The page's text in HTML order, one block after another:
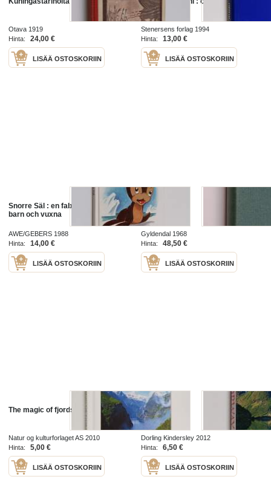
Otava 1919
Hinta:
24,00 €
LISÄÄ OSTOSKORIIN
Stenersens forlag 1994
Hinta:
13,00 €
LISÄÄ OSTOSKORIIN
Snorre Säl : en fabel i färger för
barn och vuxna
AWE/GEBERS 1988
Hinta:
14,00 €
LISÄÄ OSTOSKORIIN
Kongesagaer
Gyldendal 1968
Hinta:
48,50 €
LISÄÄ OSTOSKORIIN
The magic of fjords
Natur og kulturforlaget AS 2010
Hinta:
5,00 €
LISÄÄ OSTOSKORIIN
Norway
Dorling Kindersley 2012
Hinta:
6,50 €
LISÄÄ OSTOSKORIIN